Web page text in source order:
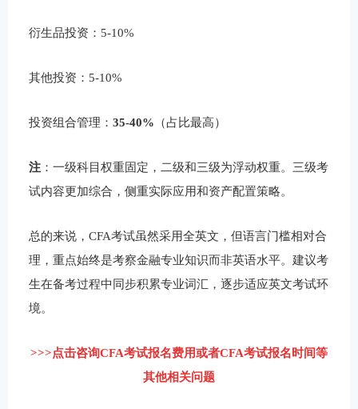
衍生品投资：5-10%
其他投资：5-10%
投资组合管理：35-40% （占比最高）
注 ：一级科目权重固定，二级和三级为浮动权重。三级考
试内容更加综合，侧重实际应用和资产配置策略。
总的来说，CFA考试虽然采用全英文，但语言门槛相对合
理，重点始终是考察金融专业知识而非英语水平。建议考
生在备考过程中同步积累专业词汇，逐步适应英文考试环
境。
>>>点击咨询CFA考试报名费用或者CFA考试报名时间等
其他相关问题